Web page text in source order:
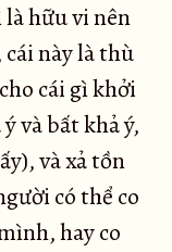
hữu vi nên
này là thù
cái gì khởi
và bất khả ý,
và xả tồn
có thể co
hay co